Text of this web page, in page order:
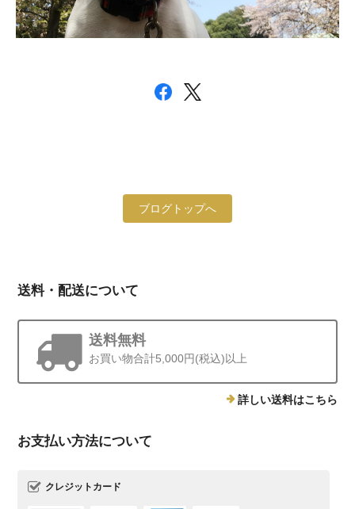
ブログトップへ
送料・配送について
送料無料
お買い物合計5,000円(税込)以上
詳しい送料はこちら
お支払い方法について
クレジットカード